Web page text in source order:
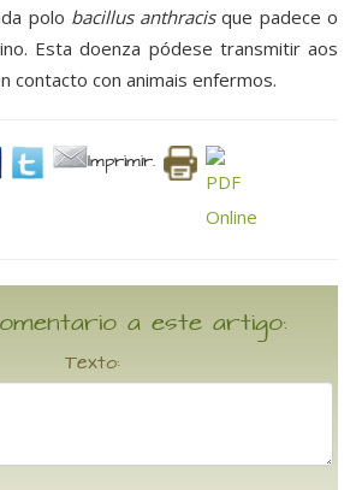
polo bacillus anthracisque padece o
Esta doenza pódese transmitir aos
contacto con animais enfermos.
Imprimir.
a este artigo:
Texto: